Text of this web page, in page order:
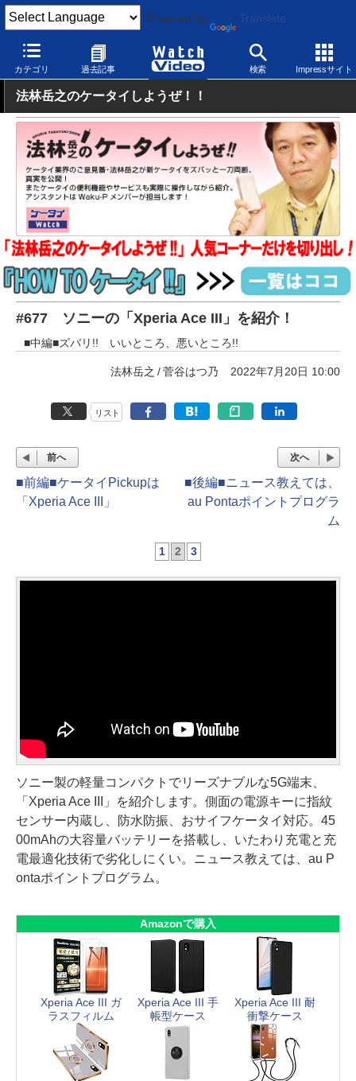
Powered by Translate
カテゴリ 過去記事 検索 Impressサイト
Watch Video モバイル スマートフォン Android
法林岳之のケータイしようぜ！！
#677 ソニーの「Xperia Ace III」を紹介！
■中編■ズバリ!! いいところ、悪いところ!!
法林岳之 菅谷はつ乃 2022年7月20日 10:00
リスト
前へ
■前編■ケータイPickupは
「Xperia Ace III」
次へ
■後編■ニュース教えては、
au Pontaポイントプログラ
ム
1 2 3
ソニー製の軽量コンパクトでリーズナブルな5G端末、
「Xperia Ace III」を紹介します。側面の電源キーに指紋
センサー内蔵し、防水防振、おサイフケータイ対応。45
00mAhの大容量バッテリーを搭載し、いたわり充電と充
電最適化技術で劣化しにくい。ニュース教えては、au P
ontaポイントプログラム。
Amazonで購入
Xperia Ace III ガ
ラスフィルム
Xperia Ace III 手
帳型ケース
Xperia Ace III 耐
衝撃ケース